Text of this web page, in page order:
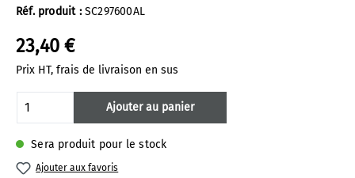
Réf. produit :SC297600AL
23,40 €
Prix HT, frais de livraison en sus
Sera produit pour le stock
Quantité de produit : Entrez la quantité
Ajouter au panier
Ajouter aux favoris